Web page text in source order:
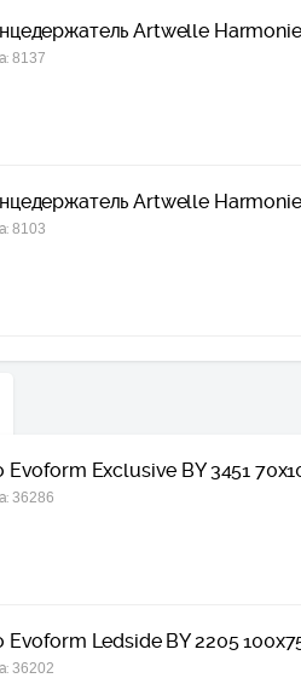
Artwelle
8137
Artwelle
8103
Evoform Exclusive BY 3451
36286
Evoform Ledside BY 2205
36202